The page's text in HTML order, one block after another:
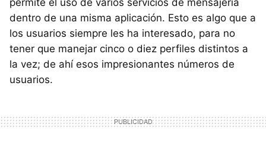
dentro de una misma aplicación. Esto es algo que a
los usuarios siempre les ha interesado, para no
tener que manejar cinco o diez perfiles distintos a
la vez; de ahí esos impresionantes números de
usuarios.